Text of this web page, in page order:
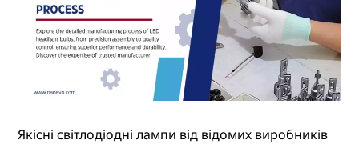
Якісні світлодіодні лампи від відомих виробників